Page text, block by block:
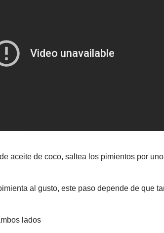
aceite de coco, saltea los pimientos por
al gusto, este paso depende de que
lados